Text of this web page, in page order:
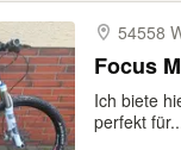
54558
Focus
Ich biete
perfekt